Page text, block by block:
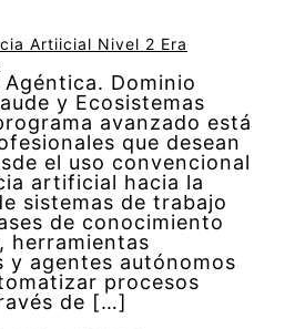
Artiicial Nivel 2 Era
Dominio
y Ecosistemas
avanzado está
que desean
el uso convencional
artificial hacia la
sistemas de trabajo
de conocimiento
herramientas
y agentes autónomos
procesos
de […]